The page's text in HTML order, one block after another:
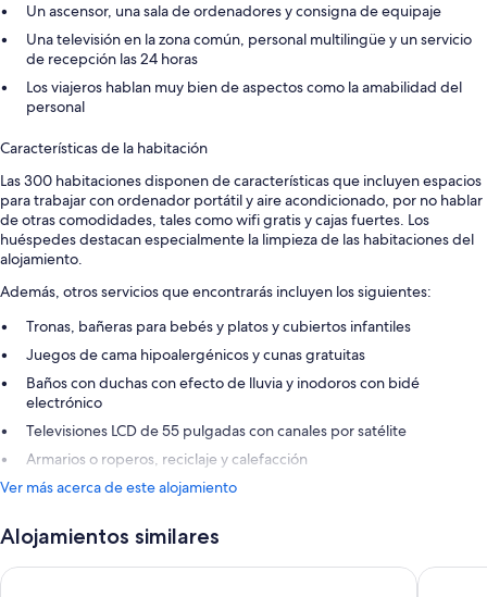
Un ascensor, una sala de ordenadores y consigna de equipaje
Una televisión en la zona común, personal multilingüe y un servicio
de recepción las 24 horas
Los viajeros hablan muy bien de aspectos como la amabilidad del
personal
Características de la habitación
Las 300 habitaciones disponen de características que incluyen espacios
para trabajar con ordenador portátil y aire acondicionado, por no hablar
de otras comodidades, tales como wifi gratis y cajas fuertes. Los
huéspedes destacan especialmente la limpieza de las habitaciones del
alojamiento.
Además, otros servicios que encontrarás incluyen los siguientes:
Tronas, bañeras para bebés y platos y cubiertos infantiles
Juegos de cama hipoalergénicos y cunas gratuitas
Baños con duchas con efecto de lluvia y inodoros con bidé
electrónico
Televisiones LCD de 55 pulgadas con canales por satélite
Armarios o roperos, reciclaje y calefacción
Ver más acerca de este alojamiento
Alojamientos similares
Centara Life Namba Hotel Osaka APA